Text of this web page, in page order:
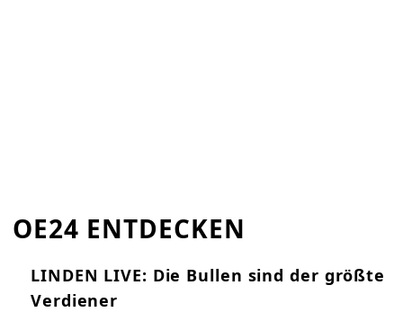
OE24 ENTDECKEN
LINDEN LIVE: Die Bullen sind der größte
Verdiener